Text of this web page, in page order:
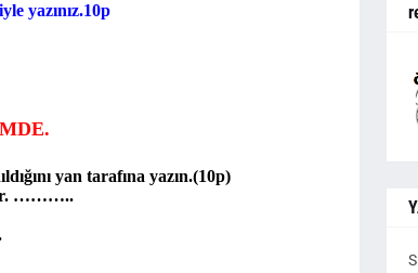
yazınız.10p
yan tarafına yazın.(10p)
………..